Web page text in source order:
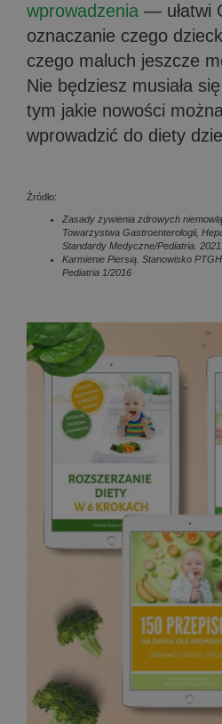
wprowadzenia — ułatwi
oznaczanie czego
czego maluch jeszcze
Nie będziesz musiała
tym jakie nowości
wprowadzić do diety
Źródło:
Zasady żywienia zdrowych
Towarzystwa Gastroenterologii,
Standardy Medyczne/Pediatria. 2021.
Karmienie Piersią. Stanowisko
Pediatria 1/2016